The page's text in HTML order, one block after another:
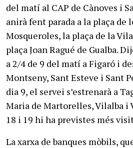
del matí al CAP de Cànoves i
anirà fent parada a la plaça de
Mosqueroles, la plaça de la
plaça Joan Ragué de Gualba.
a 2/4 de 9 del matí a Figaró i
Montseny, Sant Esteve i Sant
dia 9, el servei s’estrenarà a
Maria de Martorelles, Vilalba i
18 i 19 hi ha previstes més
La xarxa de banques mòbils,